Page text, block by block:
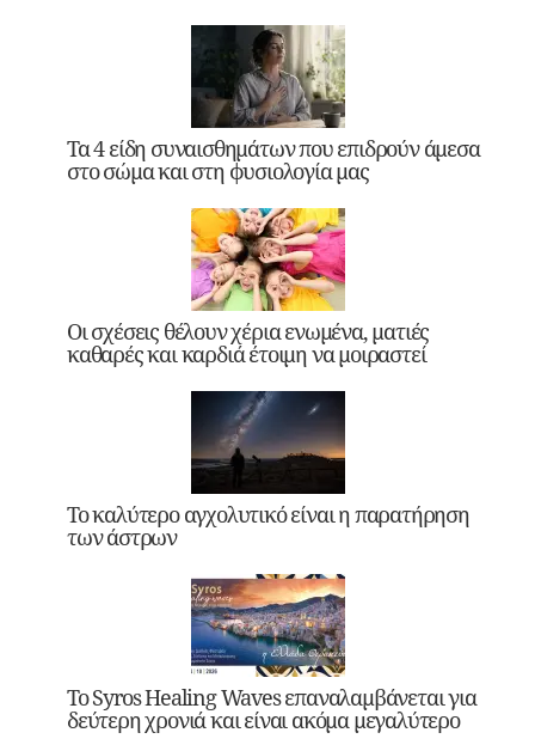
Τα 4 είδη συναισθημάτων που επιδρούν άμεσα
στο σώμα και στη φυσιολογία μας
Οι σχέσεις θέλουν χέρια ενωμένα, ματιές
καθαρές και καρδιά έτοιμη να μοιραστεί
Το καλύτερο αγχολυτικό είναι η παρατήρηση
των άστρων
Το Syros Healing Waves επαναλαμβάνεται για
δεύτερη χρονιά και είναι ακόμα μεγαλύτερο